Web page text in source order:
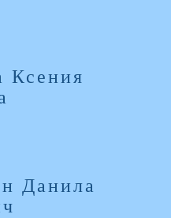
Ксения
Данила